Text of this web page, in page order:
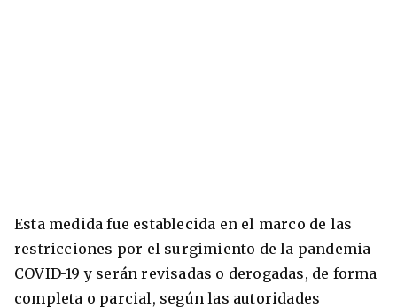
Esta medida fue establecida en el marco de las
restricciones por el surgimiento de la pandemia
COVID-19 y serán revisadas o derogadas, de forma
completa o parcial, según las autoridades